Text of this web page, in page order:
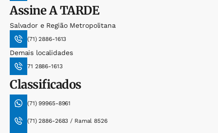
AssineA TARDE
Salvador e Região Metropolitana
(71) 2886-1613
Demais localidades
71 2886-1613
Classificados
(71) 99965-8961
(71) 2886-2683 / Ramal 8526